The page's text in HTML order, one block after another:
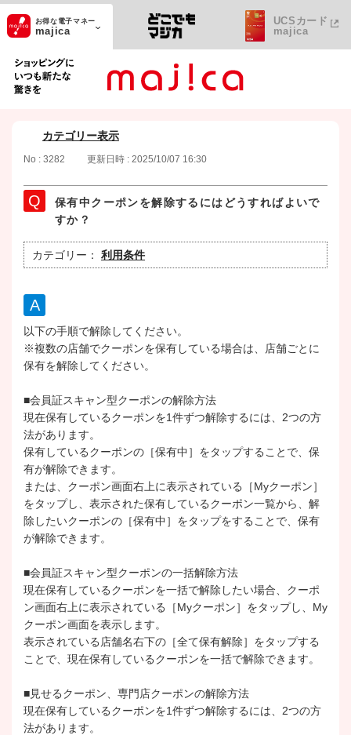
ショッピングにいつも新たな驚きを
お得な電子マネー
majica
UCSカード
majica
カテゴリー表示
No : 3282 更新日時 : 2025/10/07 16:30
保有中クーポンを解除するにはどうすればよいで
すか？
カテゴリー： 利用条件
以下の手順で解除してください。
※複数の店舗でクーポンを保有している場合は、店舗ごとに
保有を解除してください。
■会員証スキャン型クーポンの解除方法
現在保有しているクーポンを1件ずつ解除するには、2つの方
法があります。
保有しているクーポンの［保有中］をタップすることで、保
有が解除できます。
または、クーポン画面右上に表示されている［Myクーポン］
をタップし、表示された保有しているクーポン一覧から、解
除したいクーポンの［保有中］をタップをすることで、保有
が解除できます。
■会員証スキャン型クーポンの一括解除方法
現在保有しているクーポンを一括で解除したい場合、クーポ
ン画面右上に表示されている［Myクーポン］をタップし、My
クーポン画面を表示します。
表示されている店舗名右下の［全て保有解除］をタップする
ことで、現在保有しているクーポンを一括で解除できます。
■見せるクーポン、専門店クーポンの解除方法
現在保有しているクーポンを1件ずつ解除するには、2つの方
法があります。